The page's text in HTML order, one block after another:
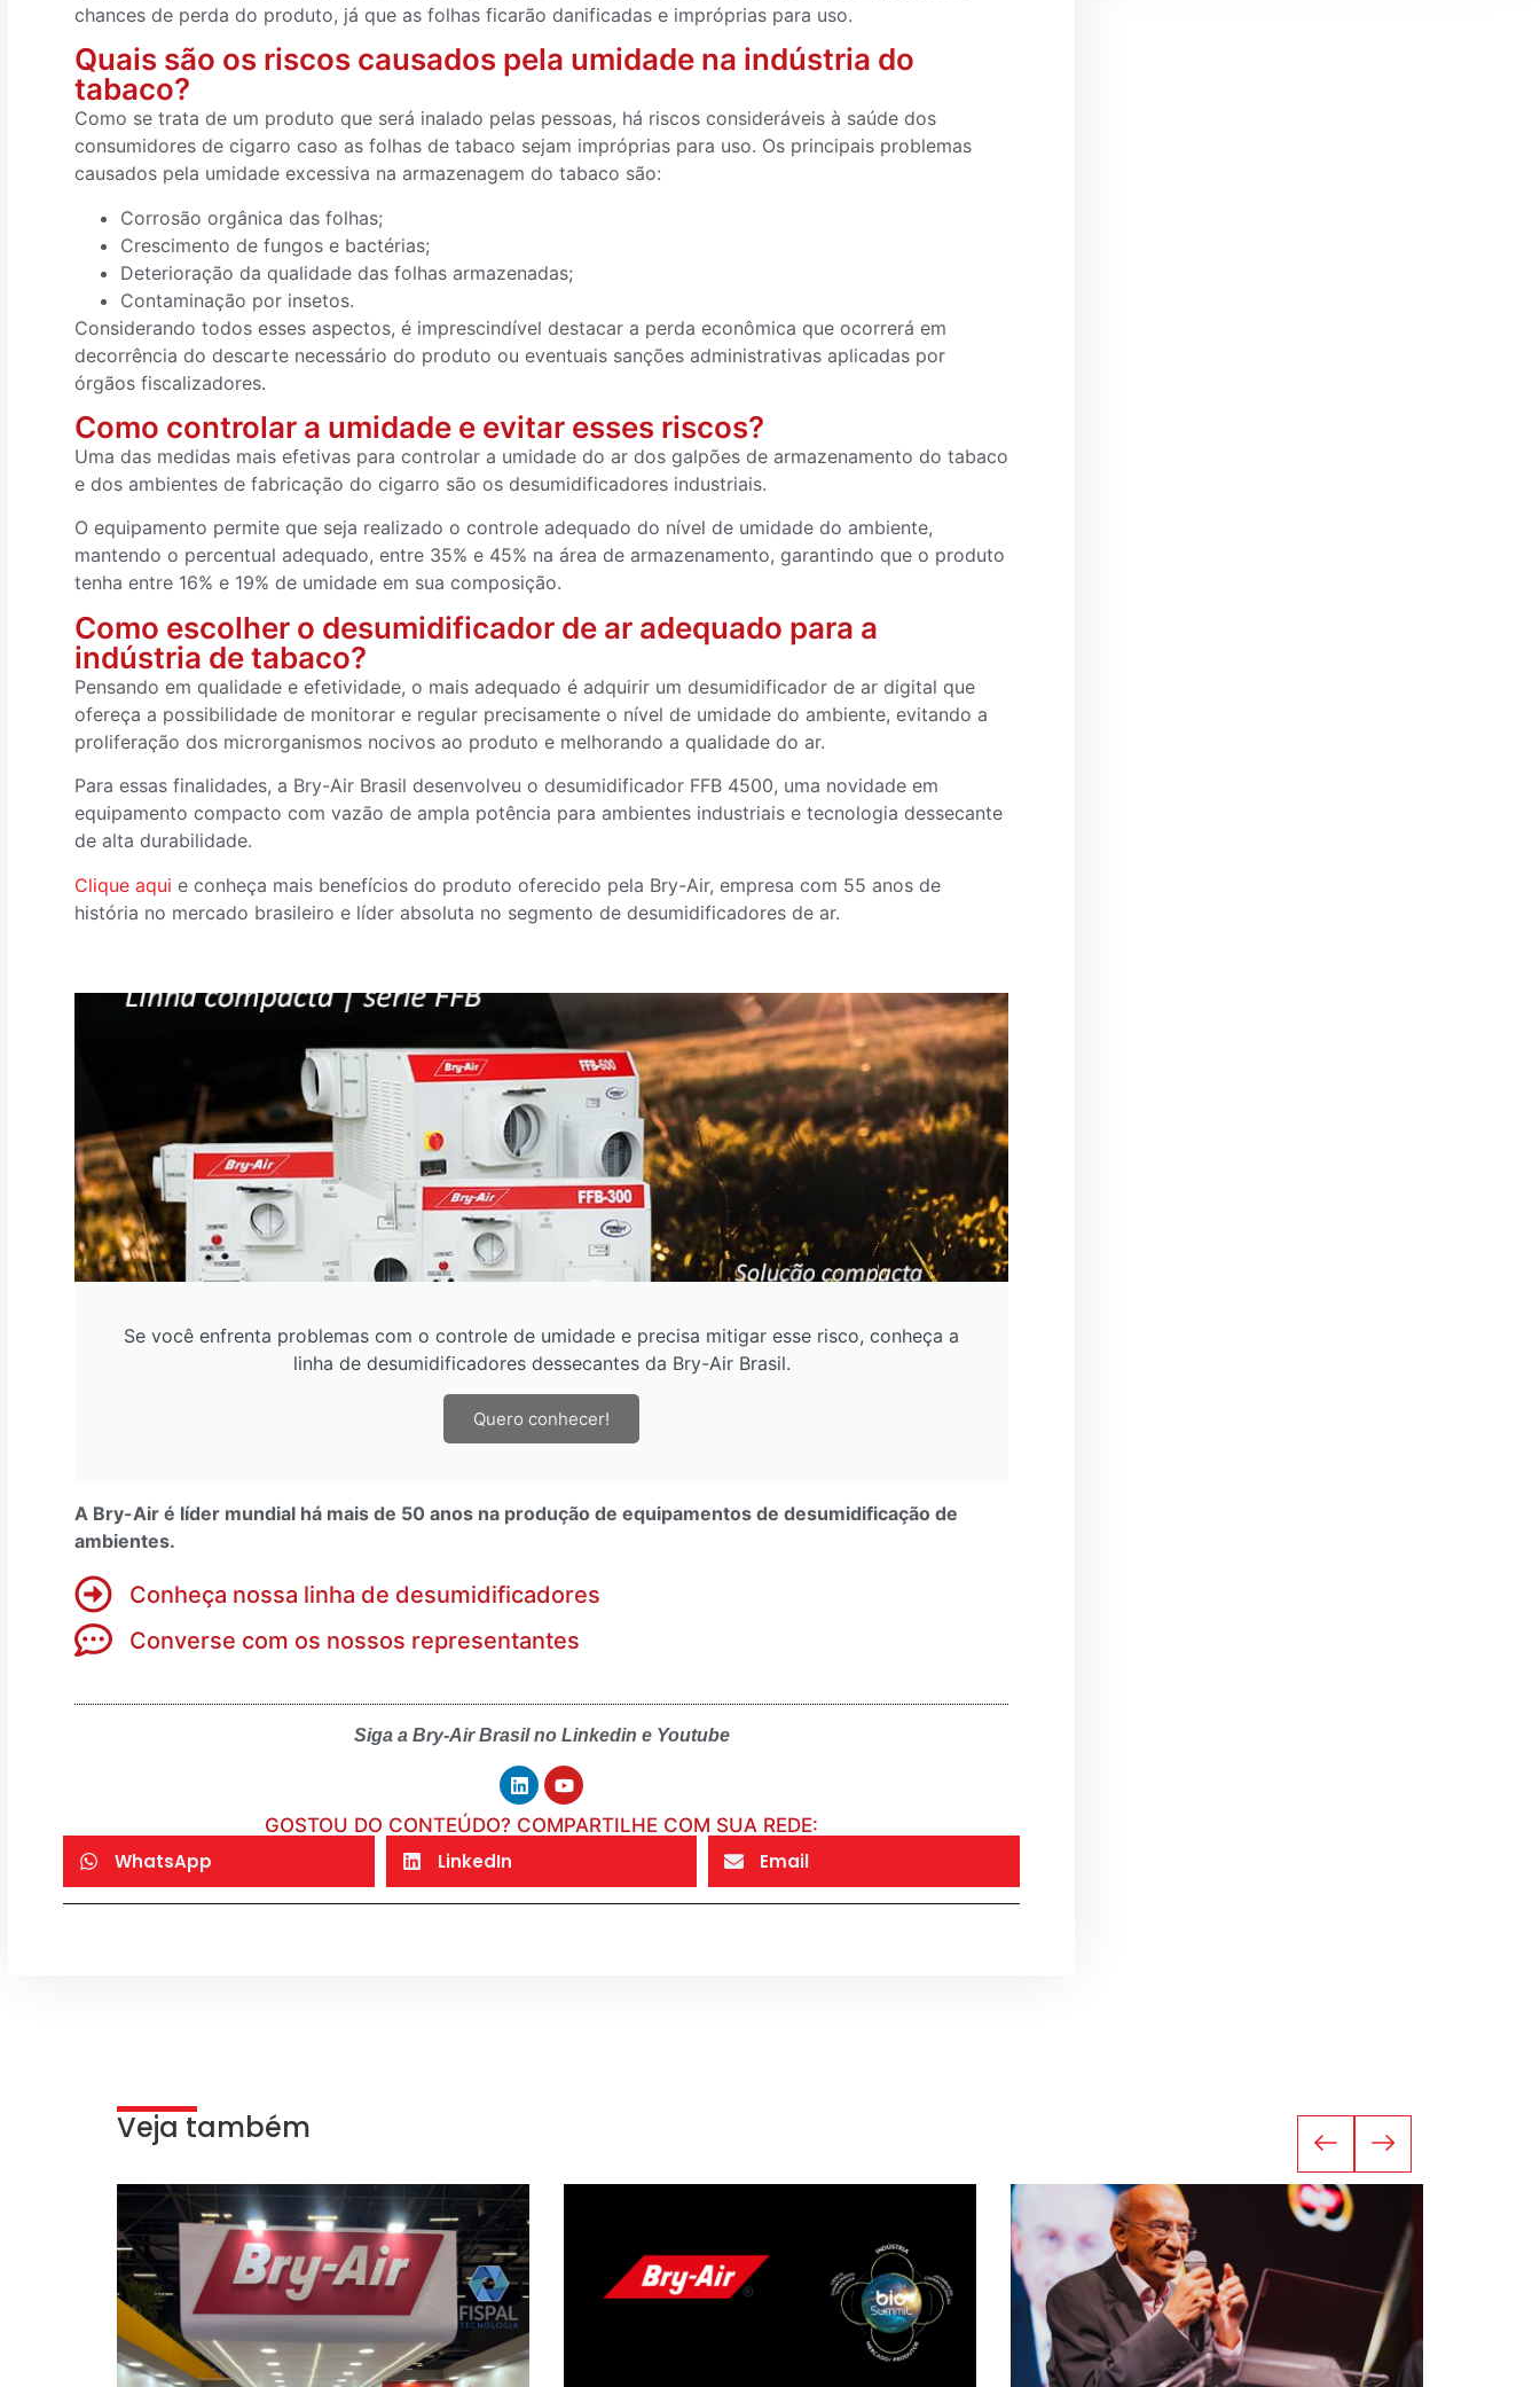
chances de perda do produto, já que as folhas ficarão danificadas e impróprias para uso.
Quais são os riscos causados pela umidade na indústria do
tabaco?
Como se trata de um produto que será inalado pelas pessoas, há riscos consideráveis à saúde dos
consumidores de cigarro caso as folhas de tabaco sejam impróprias para uso. Os principais problemas
causados pela umidade excessiva na armazenagem do tabaco são:
Corrosão orgânica das folhas;
Crescimento de fungos e bactérias;
Deterioração da qualidade das folhas armazenadas;
Contaminação por insetos.
Considerando todos esses aspectos, é imprescindível destacar a perda econômica que ocorrerá em
decorrência do descarte necessário do produto ou eventuais sanções administrativas aplicadas por
órgãos fiscalizadores.
Como controlar a umidade e evitar esses riscos?
Uma das medidas mais efetivas para controlar a umidade do ar dos galpões de armazenamento do tabaco
e dos ambientes de fabricação do cigarro são os desumidificadores industriais.
O equipamento permite que seja realizado o controle adequado do nível de umidade do ambiente,
mantendo o percentual adequado, entre 35% e 45% na área de armazenamento, garantindo que o produto
tenha entre 16% e 19% de umidade em sua composição.
Como escolher o desumidificador de ar adequado para a
indústria de tabaco?
Pensando em qualidade e efetividade, o mais adequado é adquirir um desumidificador de ar digital que
ofereça a possibilidade de monitorar e regular precisamente o nível de umidade do ambiente, evitando a
proliferação dos microrganismos nocivos ao produto e melhorando a qualidade do ar.
Para essas finalidades, a Bry-Air Brasil desenvolveu o desumidificador FFB 4500, uma novidade em
equipamento compacto com vazão de ampla potência para ambientes industriais e tecnologia dessecante
de alta durabilidade.
Clique aqui e conheça mais benefícios do produto oferecido pela Bry-Air, empresa com 55 anos de
história no mercado brasileiro e líder absoluta no segmento de desumidificadores de ar.
Se você enfrenta problemas com o controle de umidade e precisa mitigar esse risco, conheça a
linha de desumidificadores dessecantes da Bry-Air Brasil.
Quero conhecer!
A Bry-Air é líder mundial há mais de 50 anos na produção de equipamentos de desumidificação de
ambientes.
Conheça nossa linha de desumidificadores
Converse com os nossos representantes
Siga a Bry-Air Brasil no Linkedin e Youtube
GOSTOU DO CONTEÚDO? COMPARTILHE COM SUA REDE:
WhatsApp LinkedIn Email
Veja também